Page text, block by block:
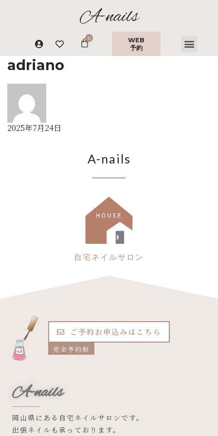
A-nails
WEB
予約
adriano
2025年7月24日
A-nails
自宅ネイルサロン
ご予約お申込みはこちら
完全予約制
A-nails
岡山県にある自宅ネイルサロンです。
出張ネイルも承っております。